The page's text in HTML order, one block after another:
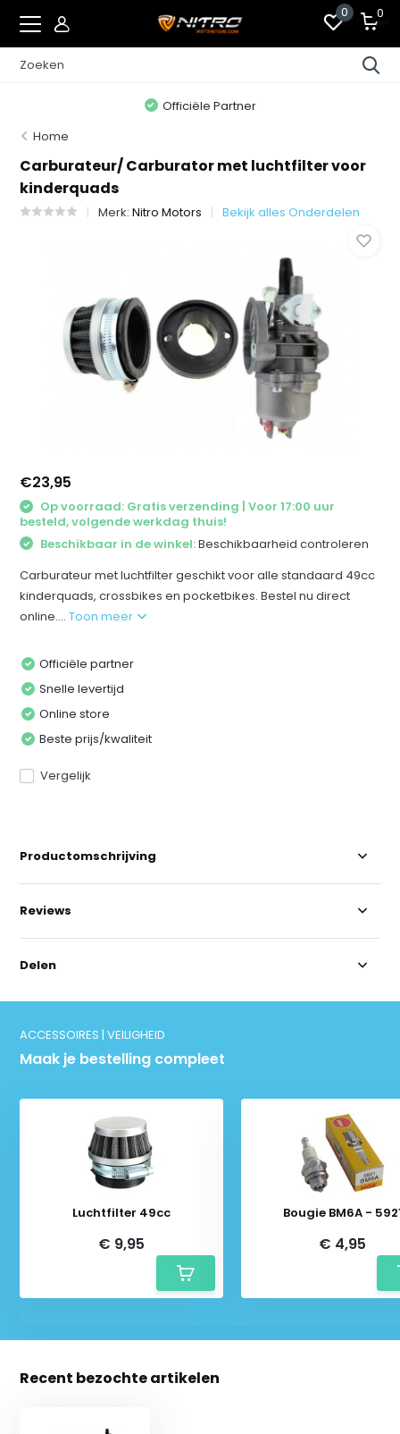
0 0
Officiële Partner
Home
Carburateur/ Carburator met luchtfilter voor
kinderquads
Merk:Nitro Motors Bekijk alles Onderdelen
€23,95
Op voorraad: Gratis verzending | Voor 17:00 uur
besteld, volgende werkdag thuis!
Beschikbaar in de winkel:Beschikbaarheid controleren
Carburateur met luchtfilter geschikt voor alle standaard 49cc
kinderquads, crossbikes en pocketbikes. Bestel nu direct
online....Toon meer
Officiële partner
Snelle levertijd
Online store
Beste prijs/kwaliteit
Vergelijk
Productomschrijving
Reviews
Delen
ACCESSOIRES | VEILIGHEID
Maak je bestelling compleet
Luchtfilter 49cc
€ 9,95
Bougie BM6A -
€ 4,95
Recent bezochte artikelen